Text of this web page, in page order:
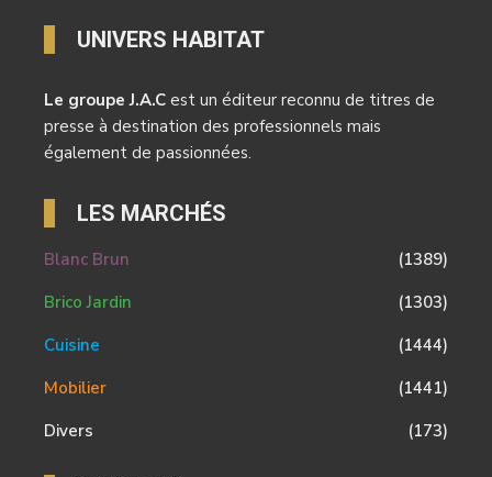
UNIVERS HABITAT
Le groupe J.A.C est un éditeur reconnu de titres de
presse à destination des professionnels mais
également de passionnées.
LES MARCHÉS
Blanc Brun
(1389)
Brico Jardin
(1303)
Cuisine
(1444)
Mobilier
(1441)
Divers
(173)